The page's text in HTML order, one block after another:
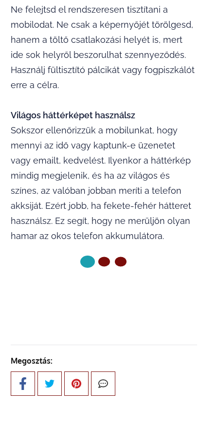
Ne felejtsd el rendszeresen tisztítani a
mobilodat. Ne csak a képernyőjét törölgesd,
hanem a töltő csatlakozási helyét is, mert
ide sok helyről beszorulhat szennyeződés.
Használj fültisztító pálcikát vagy fogpiszkálót
erre a célra.
Világos háttérképet használsz
Sokszor ellenőrizzük a mobilunkat, hogy
mennyi az idő vagy kaptunk-e üzenetet
vagy emailt, kedvelést. Ilyenkor a háttérkép
mindig megjelenik, és ha az világos és
színes, az valóban jobban meríti a telefon
akksiját. Ezért jobb, ha fekete-fehér hátteret
használsz. Ez segít, hogy ne merüljön olyan
hamar az okos telefon akkumulátora.
Megosztás: